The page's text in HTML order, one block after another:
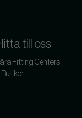
till oss
Fitting Centers
Butiker